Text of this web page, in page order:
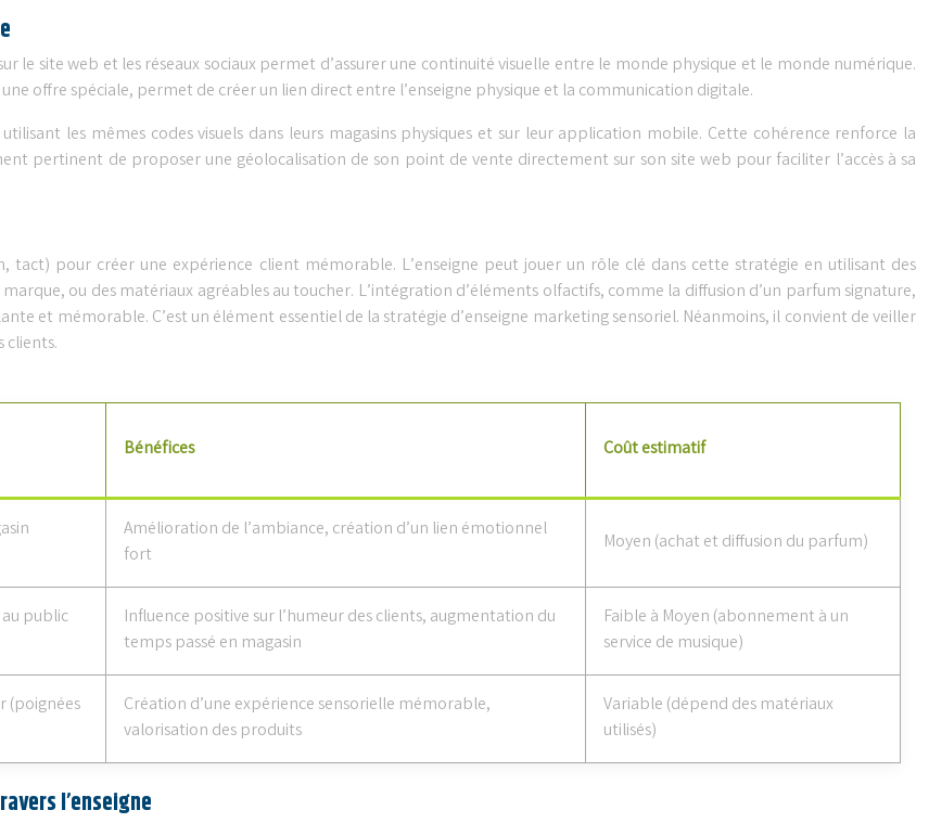
le site web et les réseaux sociaux permet d’assurer une continuité visuelle entre le monde physique et le monde numérique.
offre spéciale, permet de créer un lien direct entre l’enseigne physique et la communication digitale.
les mêmes codes visuels dans leurs magasins physiques et sur leur application mobile. Cette cohérence renforce la
pertinent de proposer une géolocalisation de son point de vente directement sur son site web pour faciliter l’accès à sa
tact) pour créer une expérience client mémorable. L’enseigne peut jouer un rôle clé dans cette stratégie en utilisant des
ou des matériaux agréables au toucher. L’intégration d’éléments olfactifs, comme la diffusion d’un parfum signature,
et mémorable. C’est un élément essentiel de la stratégie d’enseigne marketing sensoriel. Néanmoins, il convient de veiller
clients.
Bénéfices Coût estimatif
Amélioration de l’ambiance, création d’un lien émotionnel
fort
Moyen (achat et diffusion du parfum)
public
Influence positive sur l’humeur des clients, augmentation du
temps passé en magasin
Faible à Moyen (abonnement à un
service de musique)
(poignées
Création d’une expérience sensorielle mémorable,
valorisation des produits
Variable (dépend des matériaux
utilisés)
l’enseigne